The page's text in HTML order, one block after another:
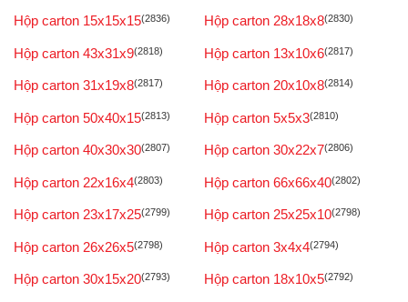
Hộp carton 15x15x15(2836) Hộp carton 28x18x8(2830)
Hộp carton 43x31x9(2818) Hộp carton 13x10x6(2817)
Hộp carton 31x19x8(2817) Hộp carton 20x10x8(2814)
Hộp carton 50x40x15(2813) Hộp carton 5x5x3(2810)
Hộp carton 40x30x30(2807) Hộp carton 30x22x7(2806)
Hộp carton 22x16x4(2803) Hộp carton 66x66x40(2802)
Hộp carton 23x17x25(2799) Hộp carton 25x25x10(2798)
Hộp carton 26x26x5(2798) Hộp carton 3x4x4(2794)
Hộp carton 30x15x20(2793) Hộp carton 18x10x5(2792)